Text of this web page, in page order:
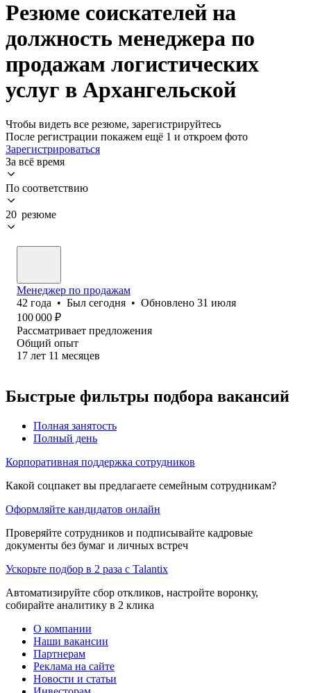
Резюме соискателей на
должность менеджера по
продажам логистических
услуг в Архангельской
Чтобы видеть все резюме, зарегистрируйтесь
После регистрации покажем ещё 1 и откроем фото
Зарегистрироваться
За всё время
По соответствию
20 резюме
Менеджер по продажам
42 года • Был сегодня • Обновлено 31 июля
100 000 ₽
Рассматривает предложения
Общий опыт
17 лет 11 месяцев
Быстрые фильтры подбора вакансий
Полная занятость
Полный день
Корпоративная поддержка сотрудников
Какой соцпакет вы предлагаете семейным сотрудникам?
Оформляйте кандидатов онлайн
Проверяйте сотрудников и подписывайте кадровые
документы без бумаг и личных встреч
Ускорьте подбор в 2 раза с Talantix
Автоматизируйте сбор откликов, настройте воронку,
собирайте аналитику в 2 клика
О компании
Наши вакансии
Партнерам
Реклама на сайте
Новости и статьи